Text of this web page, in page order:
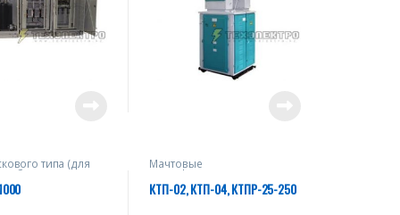
типа (для
объектов)
Мачтовые
трансформаторные
подстанции - столбовые
подстанции для
КТП-02, КТП-04, КТПР-25-250